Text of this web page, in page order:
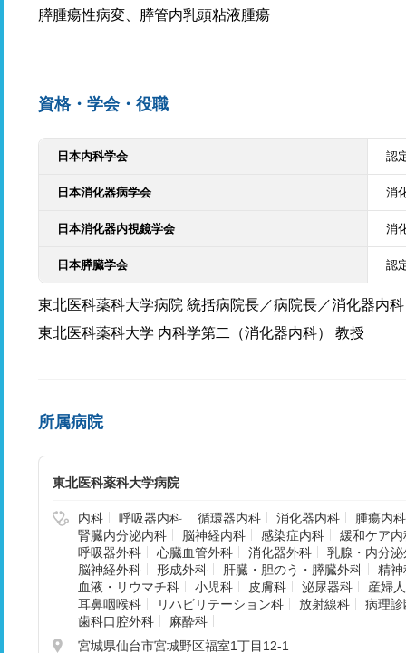
膵腫瘍性病変、膵管内乳頭粘液腫瘍
資格・学会・役職
日本内科学会 認
日本消化器病学会 消
日本消化器内視鏡学会 消
日本膵臓学会 認
東北医科薬科大学病院 統括病院長／病院長／消化器内
東北医科薬科大学 内科学第二（消化器内科） 教授
所属病院
東北医科薬科大学病院
内科 呼吸器内科 循環器内科 消化器内科
腫瘍内科
腎臓内分泌内科
脳神経内科 感染症内科
緩和ケア内
呼吸器外科
心臓血管外科 消化器外科
乳腺・内分泌
脳神経外科
形成外科 肝臓・胆のう・膵臓外科
精神
血液・リウマチ科
小児科 皮膚科 泌尿器科
産婦
耳鼻咽喉科
リハビリテーション科 放射線科
病理診
歯科口腔外科
麻酔科
宮城県仙台市宮城野区福室1丁目12-1